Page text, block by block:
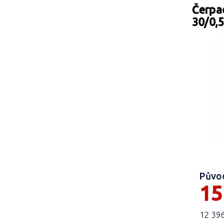
30/
12